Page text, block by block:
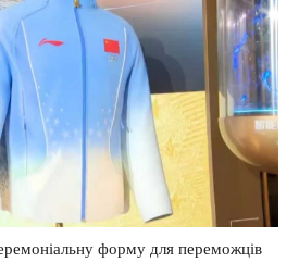
форму для переможців